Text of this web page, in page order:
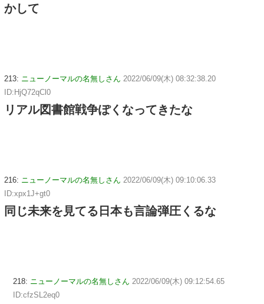
かして
213: ニューノーマルの名無しさん 2022/06/09(木) 08:32:38.20
ID:HjQ72qCl0
リアル図書館戦争ぽくなってきたな
216: ニューノーマルの名無しさん 2022/06/09(木) 09:10:06.33
ID:xpx1J+gt0
同じ未来を見てる日本も言論弾圧くるな
218: ニューノーマルの名無しさん 2022/06/09(木) 09:12:54.65
ID:cfzSL2eq0